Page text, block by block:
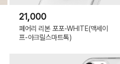
21,000
페어리 리본 포포-WHITE(맥세이
프-아크릴스마트톡)